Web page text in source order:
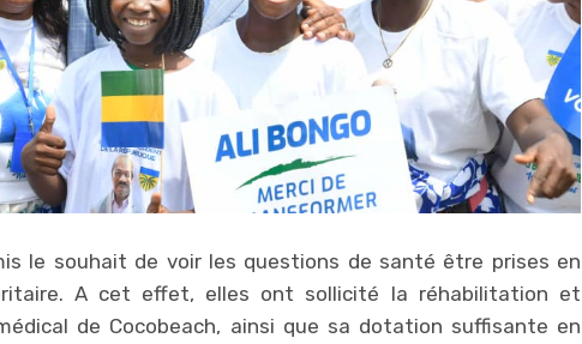
le souhait de voir les questions de santé être prises en
A cet effet, elles ont sollicité la réhabilitation et
de Cocobeach, ainsi que sa dotation suffisante en